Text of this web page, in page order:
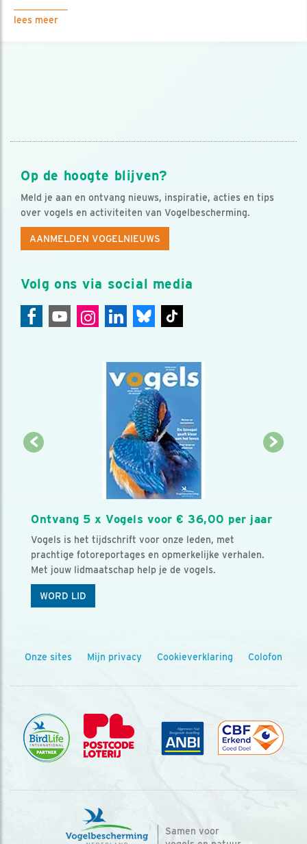
lees meer
Op de hoogte blijven?
Meld je aan en ontvang nieuws, inspiratie, acties en tips
over vogels en activiteiten van Vogelbescherming.
AANMELDEN VOGELNIEUWS
Volg ons via social media
Ontvang 5 x Vogels voor € 36,00 per jaar
Vogels is het tijdschrift voor onze leden, met
prachtige fotoreportages en opmerkelijke verhalen.
Met jouw lidmaatschap help je de vogels.
WORD LID
Onze sites Mijn privacy Cookieverklaring Colofon
Samen voor